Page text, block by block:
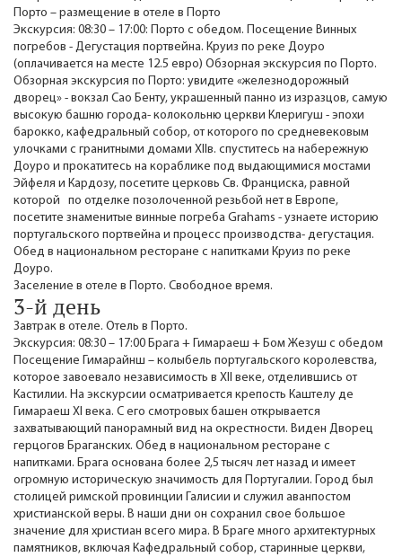
Порто – размещение в отеле в Порто
Экскурсия: 08:30 – 17:00: Порто с обедом. Посещение Винных
погребов - Дегустация портвейна. Круиз по реке Доуро
(оплачивается на месте 12.5 евро) Обзорная экскурсия по Порто.
Обзорная экскурсия по Порто: увидите «железнодорожный
дворец» - вокзал Сао Бенту, украшенный панно из изразцов, самую
высокую башню города- колокольню церкви Клеригуш - эпохи
барокко, кафедральный собор, от которого по средневековым
улочками с гранитными домами XIIв. спуститесь на набережную
Доуро и прокатитесь на кораблике под выдающимися мостами
Эйфеля и Кардозу, посетите церковь Св. Франциска, равной
которой по отделке позолоченной резьбой нет в Европе,
посетите знаменитые винные погреба Grahams - узнаете историю
португальского портвейна и процесс производства- дегустация.
Обед в национальном ресторане с напитками Круиз по реке
Доуро.
Заселение в отеле в Порто. Свободное время.
3-й день
Завтрак в отеле. Отель в Порто.
Экскурсия: 08:30 – 17:00 Брага + Гимараеш + Бом Жезуш с обедом
Посещение Гимарайнш – колыбель португальского королевства,
которое завоевало независимость в XII веке, отделившись от
Кастилии. На экскурсии осматривается крепость Каштелу де
Гимараеш XI века. С его смотровых башен открывается
захватывающий панорамный вид на окрестности. Виден Дворец
герцогов Браганских. Обед в национальном ресторане с
напитками. Брага основана более 2,5 тысяч лет назад и имеет
огромную историческую значимость для Португалии. Город был
столицей римской провинции Галисии и служил аванпостом
христианской веры. В наши дни он сохранил свое большое
значение для христиан всего мира. В Браге много архитектурных
памятников, включая Кафедральный собор, старинные церкви,